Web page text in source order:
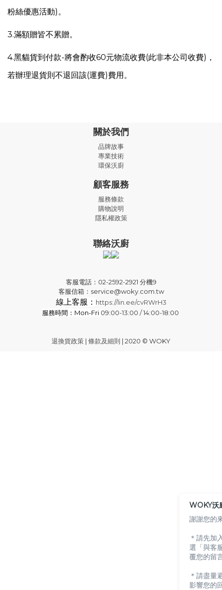
粉絲優惠活動)。
3.滿額贈皆不累贈。
4.黑貓貨到付款-將會酌收60元物流收費(此非本公司收費)，
若辦理退貨則不退回該(運費)費用。
關於我們
品牌故事
專業技術
環保沃廚
顧客服務
服務條款
購物說明
隱私權政策
聯絡沃廚
客服電話：02-2592-2921 分機9
客服信箱：service@woky.com.tw
線上客服： https://lin.ee/cvRWrH3
服務時間：Mon-Fri 09:00-13:00 / 14:00-18:00
退換貨政策 | 條款及細則 | 2020 © WOKY
WOKY沃
謝謝您的
＊請先加
選「與客
覆您的留
＊請盡量
影響您的